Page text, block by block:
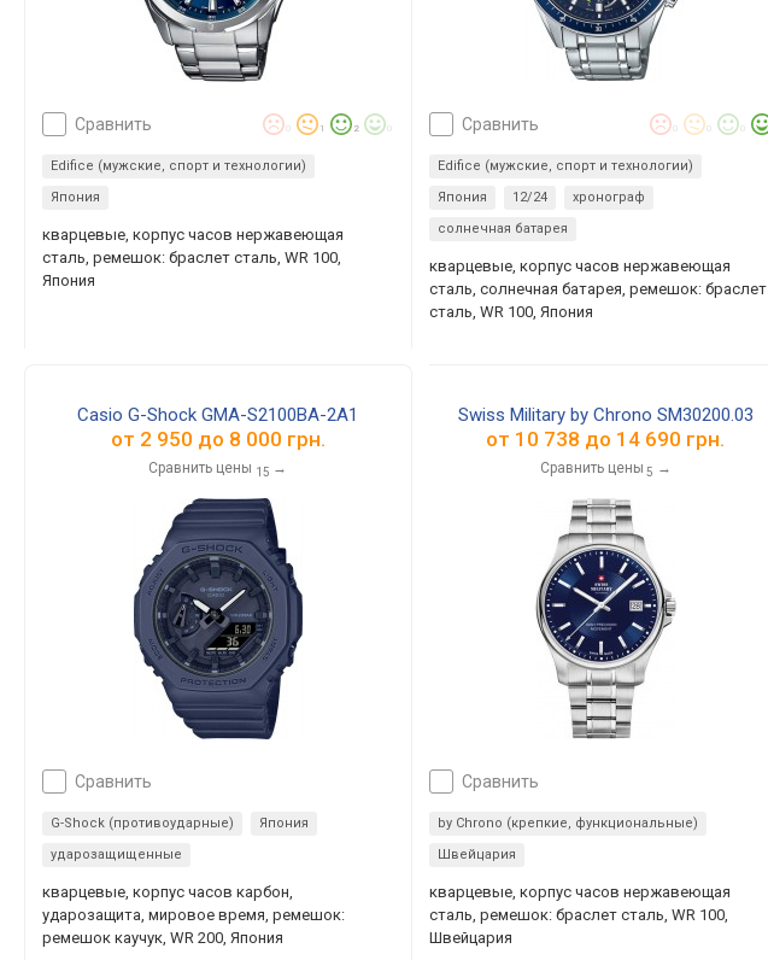
сравнить 1 2
Edifice (мужские, спорт и технологии)
Япония
кварцевые, корпус часов нержавеющая
сталь, ремешок: браслет сталь, WR 100,
Япония
сравнить
Edifice (мужские, спорт и технологии)
Япония
12/24
хронограф
солнечная батарея
кварцевые, корпус часов нержавеющая
сталь, солнечная батарея, ремешок: браслет
сталь, WR 100, Япония
Casio G-Shock GMA-S2100BA-2A1
от 2 950 до 8 000 грн.
Сравнить цены 15 →
сравнить
G-Shock (противоударные)
Япония
ударозащищенные
кварцевые, корпус часов карбон,
ударозащита, мировое время, ремешок:
ремешок каучук, WR 200, Япония
Swiss Military by Chrono SM30200.03
от 10 738 до 14 690 грн.
Сравнить цены 5 →
сравнить
by Chrono (крепкие, функциональные)
Швейцария
кварцевые, корпус часов нержавеющая
сталь, ремешок: браслет сталь, WR 100,
Швейцария